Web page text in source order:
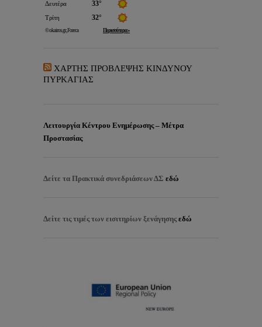
ΧΑΡΤΗΣ ΠΡΟΒΛΕΨΗΣ ΚΙΝΔΥΝΟΥ
ΠΥΡΚΑΓΙΑΣ
Λειτουργία Κέντρου Ενημέρωσης – Μέτρα
Προστασίας
Δείτε τα Πρακτικά συνεδριάσεων ΔΣ εδώ
Δείτε τις τιμές των εισιτηρίων ξενάγησηςεδώ